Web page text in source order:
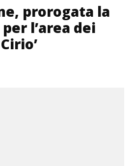
prorogata la
l’area dei